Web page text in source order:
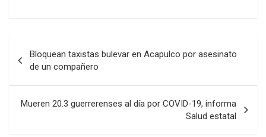
de
entradas
Bloquean taxistas bulevar en Acapulco por asesinato
de un compañero
Mueren 20.3 guerrerenses al día por COVID-19, informa
Salud estatal